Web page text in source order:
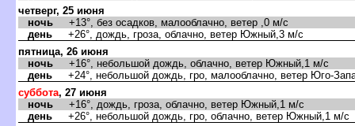
четверг, 25 июня
ночь +13°, без осадков, малооблачно, ветер ,0 м/с
день +26°, дождь, гроза, облачно, ветер Южный,3 м/с
пятница, 26 июня
ночь +16°, небольшой дождь, облачно, ветер Южный,1 м/с
день +24°, небольшой дождь, гро, малооблачно, ветер Юго-
суббота, 27 июня
ночь +16°, дождь, гроза, облачно, ветер Южный,1 м/с
день +26°, небольшой дождь, гро, облачно, ветер Южный,1 м/с